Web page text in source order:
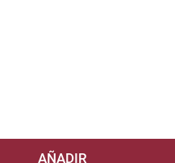
AÑADIR